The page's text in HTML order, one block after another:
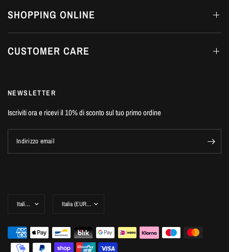
SHOPPING ONLINE
CUSTOMER CARE
NEWSLETTER
Iscriviti ora e ricevi il 10% di sconto sul tuo primo ordine
Indirizzo email